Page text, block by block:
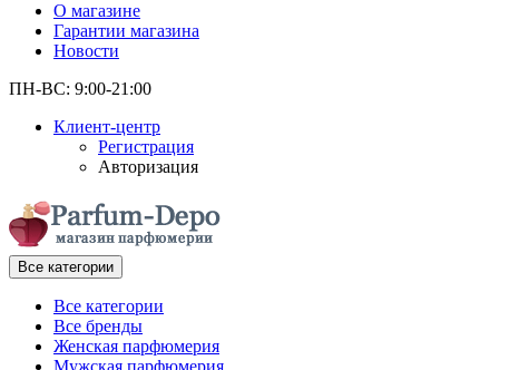
О магазине
Гарантии магазина
Новости
ПН-ВС: 9:00-21:00
Клиент-центр
Регистрация
Авторизация
Все категории
Все категории
Все бренды
Женская парфюмерия
Мужская парфюмерия